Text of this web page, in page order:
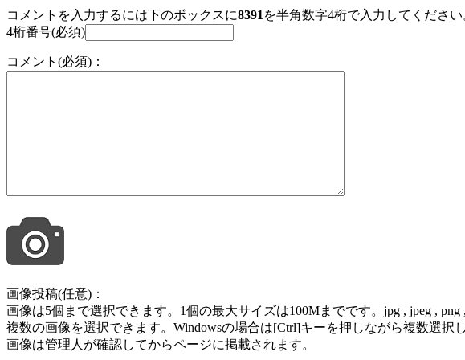
コメントを入力するには下のボックスに8391 を半角数字4桁で入力してください
4桁番号(必須)
コメント(必須)：
画像投稿(任意)：
画像は5個まで選択できます。1個の最大サイズは100Mまでです。jpg , jpeg , png
複数の画像を選択できます。Windowsの場合は[Ctrl]キーを押しながら複数選択
画像は管理人が確認してからページに掲載されます。